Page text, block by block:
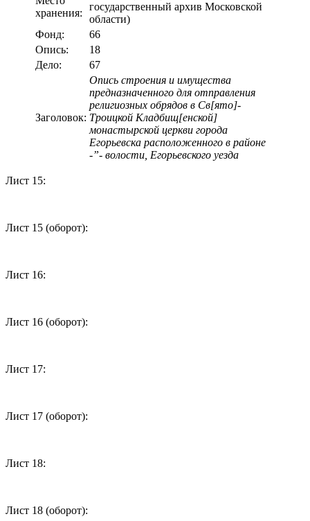
хранения:
государственный архив Московской
области)
Фонд:
66
Опись:
18
Дело:
67
Заголовок:
Опись строения и имущества
предназначенного для отправления
религиозных обрядов в Св[ято]-
Троицкой Кладбищ[енской]
монастырской церкви города
Егорьевска расположенного в районе
-”- волости, Егорьевского уезда
Лист 15:
Лист 15 (оборот):
Лист 16:
Лист 16 (оборот):
Лист 17:
Лист 17 (оборот):
Лист 18:
Лист 18 (оборот):